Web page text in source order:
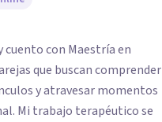
cuento con Maestría en
que buscan comprender
y atravesar momentos
Mi trabajo terapéutico se